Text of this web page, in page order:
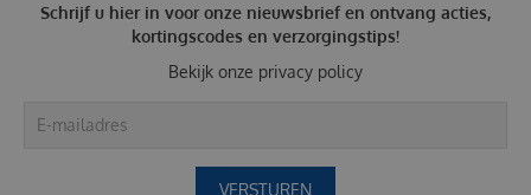
Schrijf u hier in voor onze nieuwsbrief en ontvang acties,
kortingscodes en verzorgingstips!
Bekijk onze privacy policy